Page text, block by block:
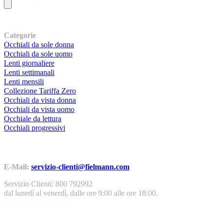
Categorie
Occhiali da sole donna
Occhiali da sole uomo
Lenti giornaliere
Lenti settimanali
Lenti mensili
Collezione Tariffa Zero
Occhiali da vista donna
Occhiali da vista uomo
Occhiale da lettura
Occhiali progressivi
E-Mail: servizio-clienti@fielmann.com
Servizio Clienti: 800 792992
dal lunedì al venerdì, dalle ore 9:00 alle ore 18:00.